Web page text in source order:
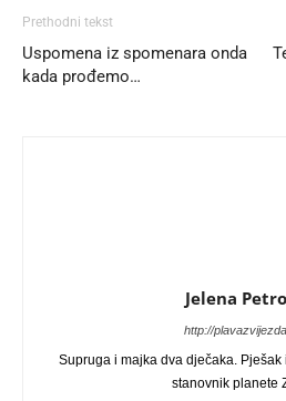
Prethodni tekst
Uspomena iz spomenara onda
kada prođemo…
Jelena
http://
Supruga i majka dva dječaka. Pješak
stanovnik planete